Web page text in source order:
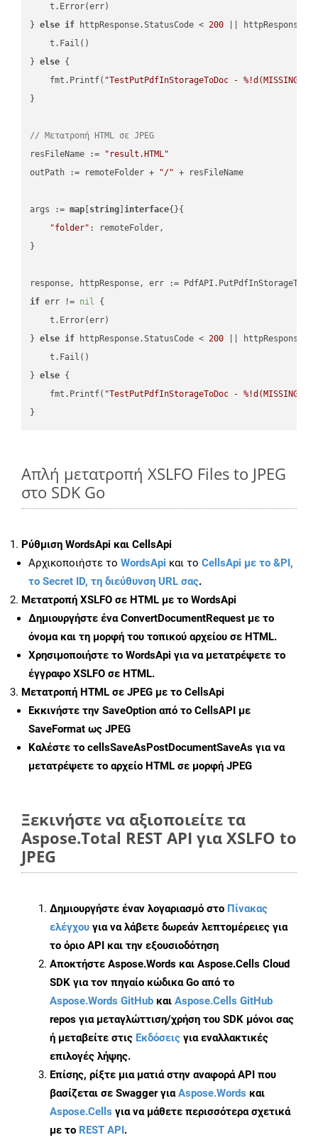
    t.Error(err)
} else if httpResponse.StatusCode < 200 ||
    t.Fail()
} else {
    fmt.Printf(
"TestPutPdfInStorageToDoc - %!d(MISSING)\n"
}
// Μετατροπή HTML σε JPEG
resFileName :=
"result.HTML"
outPath := remoteFolder +
"/" + resFileName
args := map string ]interface{}{
"folder" : remoteFolder,
}
if err != nil {
    t.Error(err)
} else if httpResponse.StatusCode < 200 ||
    t.Fail()
} else {
    fmt.Printf(
"TestPutPdfInStorageToDoc - %!d(MISSING)\n"
Απλή μετατροπή XSLFO Files to JPEG
στο SDK Go
Ρύθμιση WordsApi και CellsApi
Αρχικοποιήστε το WordsApi και το CellsApi με το &PI,
το Secret ID, τη διεύθυνση URL σας.
Μετατροπή XSLFO σε HTML με το WordsApi
Δημιουργήστε έναConvertDocumentRequest με το
όνομα και τη μορφή του τοπικού αρχείου σε HTML.
Χρησιμοποιήστε το WordsApi για να μετατρέψετε το
έγγραφο XSLFO σε HTML.
Μετατροπή HTML σε JPEG με το CellsApi
Εκκινήστε την SaveOption από το CellsAPI με
SaveFormat ως JPEG
Καλέστε το cellsSaveAsPostDocumentSaveAs για να
μετατρέψετε το αρχείο HTML σε μορφή JPEG
Ξεκινήστε να αξιοποιείτε τα
Aspose.Total REST API για XSLFO to
JPEG
Δημιουργήστε έναν λογαριασμό στο Πίνακας
ελέγχου για να λάβετε δωρεάν λεπτομέρειες για
το όριο API και την εξουσιοδότηση
Αποκτήστε Aspose.Words και Aspose.Cells Cloud
SDK για τον πηγαίο κώδικα Go από το
Aspose.Words GitHub και Aspose.Cells GitHub
repos για μεταγλώττιση/χρήση του SDK μόνοι σας
ή μεταβείτε στις Εκδόσεις για εναλλακτικές
επιλογές λήψης.
Επίσης, ρίξτε μια ματιά στην αναφορά API που
βασίζεται σε Swagger γιαAspose.Words και
Aspose.Cells για να μάθετε περισσότερα σχετικά
με το REST API.